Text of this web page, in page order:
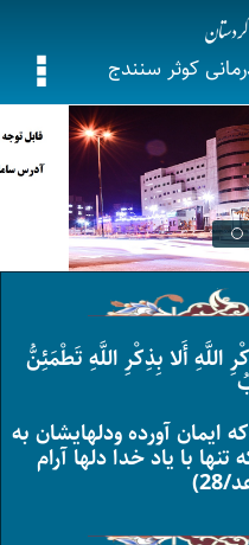
کوثر سنندج
اللَّهِ أَلا بِذِکْرِ اللَّهِ تَطْمَئِنُّ
آورده ودلهایشان به
با یاد خدا دلها آرام